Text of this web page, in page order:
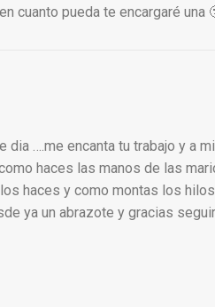
cuanto pueda te encargaré una
….me encanta tu trabajo y a
haces las manos de las
haces y como montas los
ya un abrazote y gracias